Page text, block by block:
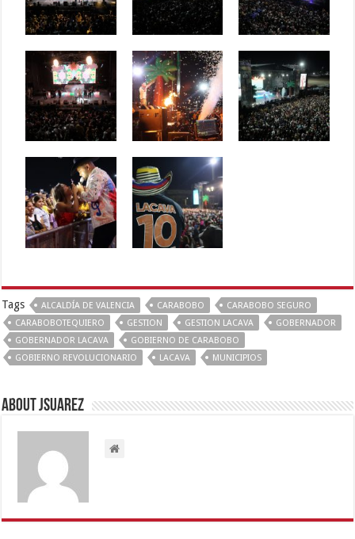
Tags ALCALDÍA DE VALENCIA CARABOBO
CARABOBO SEGURO
CARABOBOTEQUIERO
GESTION GESTION LACAVA
GOBERNADOR
GOBERNADOR LACAVA
GOBIERNO DE CARABOBO
GOBIERNO REVOLUCIONARIO
LACAVA MUNICIPIOS
About Jsuarez